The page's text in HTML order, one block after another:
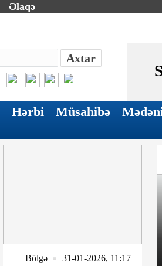
Əlaqə
Axtar
Hərbi Müsahibə
Bölgə 31-01-2026, 11:17